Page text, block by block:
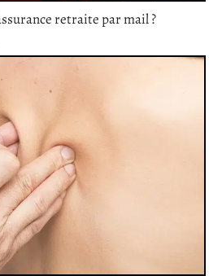
retraite par mail ?